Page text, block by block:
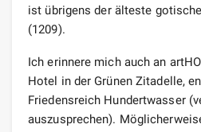
ist übrigens der älteste
(1209).
Ich erinnere mich auch an
Hotel in der Grünen Zitadelle,
Friedensreich Hundertwasser
auszusprechen).